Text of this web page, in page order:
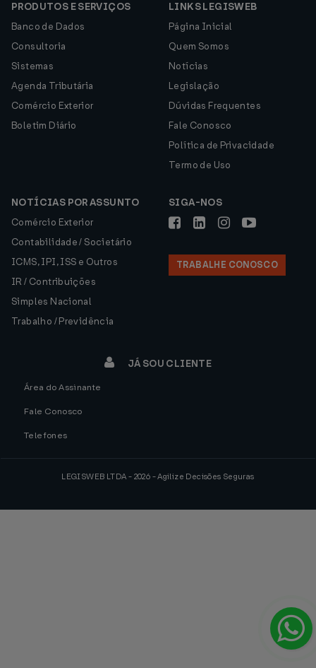
PRODUTOS E SERVIÇOS
Banco de Dados
Consultoria
Sistemas
Agenda Tributária
Comércio Exterior
Boletim Diário
LINKS LEGISWEB
Página Inicial
Quem Somos
Notícias
Legislação
Dúvidas Frequentes
Fale Conosco
Política de Privacidade
Termo de Uso
NOTÍCIAS POR ASSUNTO
Comércio Exterior
Contabilidade / Societário
ICMS, IPI, ISS e Outros
IR / Contribuições
Simples Nacional
Trabalho / Previdência
SIGA-NOS
TRABALHE CONOSCO
JÁ SOU CLIENTE
Área do Assinante
Fale Conosco
Telefones
LEGISWEB LTDA - 2026 - Agilize Decisões Seguras